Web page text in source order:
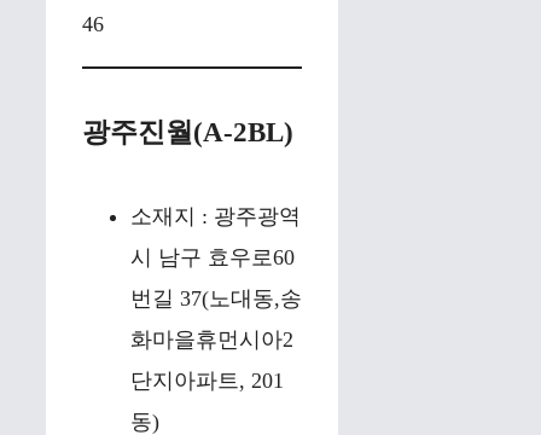
46
광주진월(A-2BL)
소재지 : 광주광역
시 남구 효우로60
번길 37(노대동,송
화마을휴먼시아2
단지아파트, 201
동)